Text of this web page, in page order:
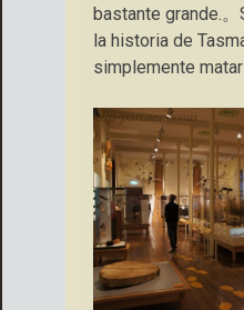
bastante grande.
la historia de
simplemente